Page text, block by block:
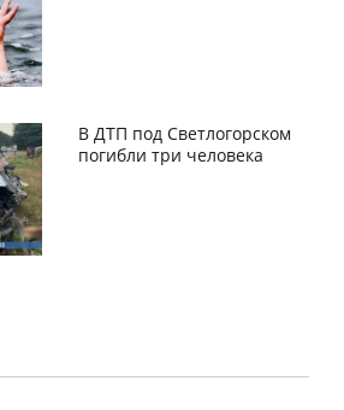
В ДТП под Светлогорском
погибли три человека